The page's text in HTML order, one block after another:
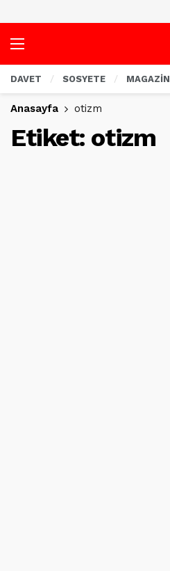
DAVET SOSYETE MAGAZİN
Anasayfa otizm
Etiket: otizm